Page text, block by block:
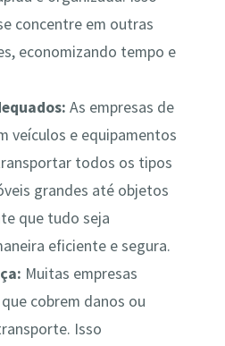
concentre em outras
economizando tempo e
As empresas de
veículos e equipamentos
todos os tipos
grandes até objetos
que tudo seja
eficiente e segura.
Muitas empresas
cobrem danos ou
Isso